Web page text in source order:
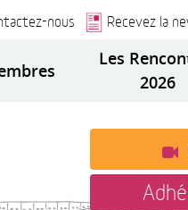
nous Recevez la
Les
2026